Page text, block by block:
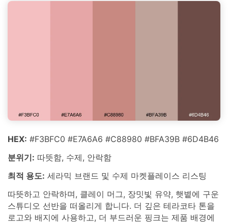
HEX: #F3BFC0 #E7A6A6 #C88980 #BFA39B #6D4B46
분위기: 따뜻함, 수제, 안락함
최적 용도: 세라믹 브랜드 및 수제 마켓플레이스 리스팅
따뜻하고 안락하며, 클레이 머그, 장밋빛 유약, 햇볕에 구운
스튜디오 선반을 떠올리게 합니다. 더 깊은 테라코타 톤을
로고와 배지에 사용하고, 더 부드러운 핑크는 제품 배경에